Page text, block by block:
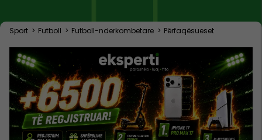
Sport > Futboll > Futboll-nderkombetare > Përfaqësueset